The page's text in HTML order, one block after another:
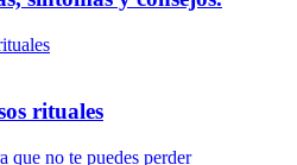
rituales